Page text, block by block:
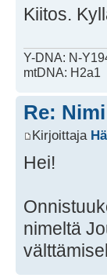
Kiitos.
Y-DNA: N-
mtDNA: H2a1
Re:
Kirjoittaja
Hei!
nimeltä